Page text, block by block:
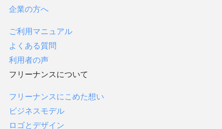
企業の方へ
ご利用マニュアル
よくある質問
利用者の声
フリーナンスについて
フリーナンスにこめた想い
ビジネスモデル
ロゴとデザイン
即日払い／ファクタリング
バーチャルオフィス
企業の方へ
ご利用マニュアル